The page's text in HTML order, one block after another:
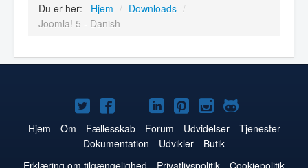
Du er her: Hjem / Downloads /
Joomla! 5 - Danish
Joomla!
på
Twitter
Joomla!
på
Facebook
Joomla!
på
YouTube
Joomla!
på
LinkedIn
Joomla!
på
Pinterest
Joomla!
på
Instagram
Joomla!
på
Hjem Om Fællesskab Forum Udvidelser
Tjenester
Dokumentation
Udvikler
Butik
Erklæring om tilgængelighed
Privatlivspolitik Cookiepolitik